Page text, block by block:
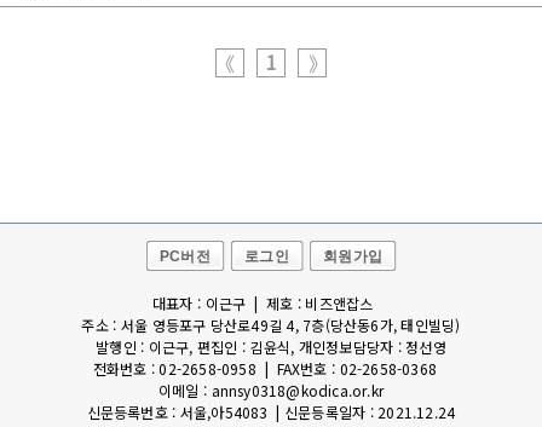
《 1 》
PC버전 로그인 회원가입
대표자 : 이근구 | 제호 : 비즈앤잡스
주소 : 서울 영등포구 당산로49길 4, 7층(당산동6가, 태인빌딩)
발행인 : 이근구, 편집인 : 김윤식, 개인정보담당자 : 정선영
전화번호 : 02-2658-0958 | FAX번호 : 02-2658-0368
이메일 : annsy0318@kodica.or.kr
신문등록번호 : 서울,아54083 | 신문등록일자 : 2021.12.24